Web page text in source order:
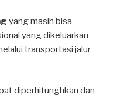
yang masih bisa
yang dikeluarkan
transportasi jalur
diperhitunghkan dan